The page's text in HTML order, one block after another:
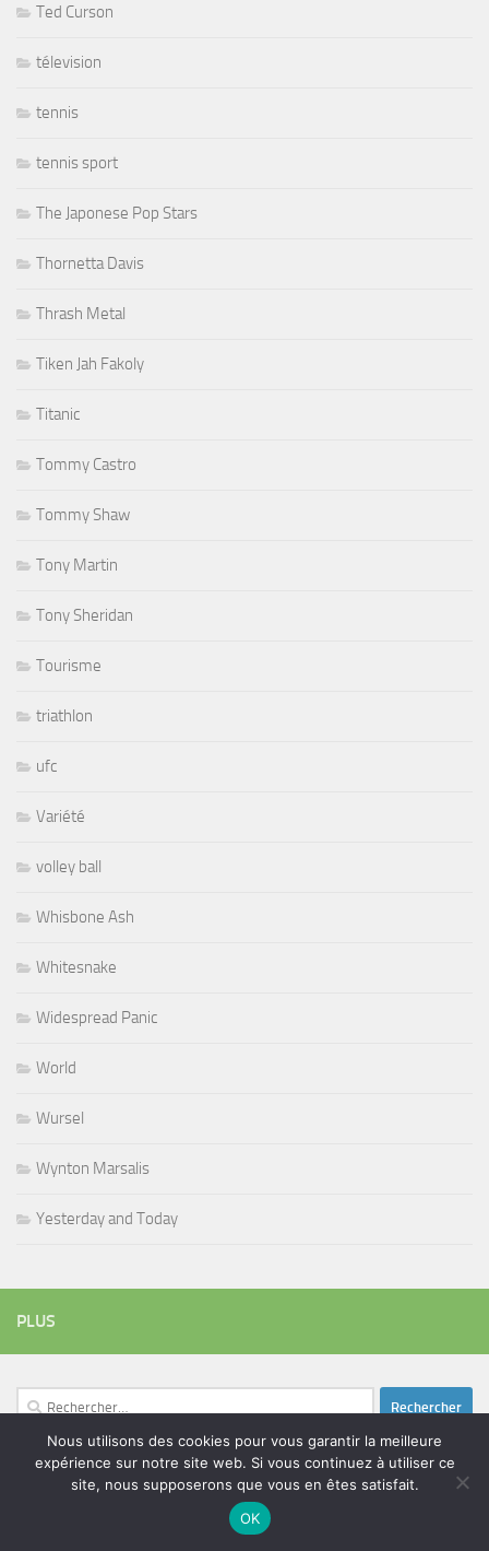
Ted Curson
télevision
tennis
tennis sport
The Japonese Pop Stars
Thornetta Davis
Thrash Metal
Tiken Jah Fakoly
Titanic
Tommy Castro
Tommy Shaw
Tony Martin
Tony Sheridan
Tourisme
triathlon
ufc
Variété
volley ball
Whisbone Ash
Whitesnake
Widespread Panic
World
Wursel
Wynton Marsalis
Yesterday and Today
PLUS
Rechercher :
ÉTIQUETTES
batteurbeatles
Nous utilisons des cookies pour vous garantir la meilleure
expérience sur notre site web. Si vous continuez à utiliser ce
site, nous supposerons que vous en êtes satisfait.
OK